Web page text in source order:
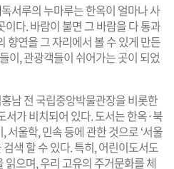
서루의 누마루는 한옥이 얼마나 사
다. 바람이 불면 그 바람을 다 통과
향연을 그 자리에서 볼 수 있게 만든
이, 관광객들이 쉬어가는 곳이 되었
남 전 국립중앙박물관장을 비롯한
서가 비치되어 있다. 도서는 한옥·북
서울학, 민속 등에 관한 것으로 ‘서울
색 할 수 있다. 특히, 어린이도서도
으며, 우리 고유의 주거문화를 체